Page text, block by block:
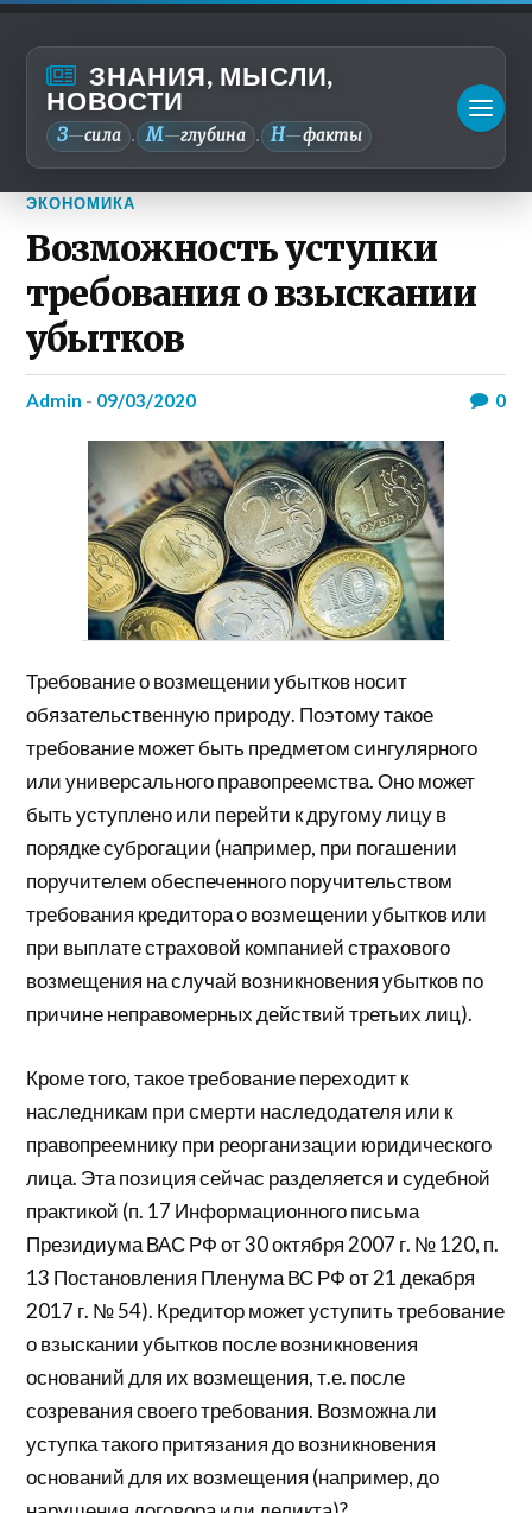
ЗНАНИЯ, МЫСЛИ,
НОВОСТИ
З—сила . М—глубина . Н—факты
ЭКОНОМИКА
Возможность уступки
требования о взыскании
убытков
admin - 09/03/2020 0
Требование о возмещении убытков носит
обязательственную природу. Поэтому такое
требование может быть предметом сингулярного
или универсального правопреемства. Оно может
быть уступлено или перейти к другому лицу в
порядке суброгации (например, при погашении
поручителем обеспеченного поручительством
требования кредитора о возмещении убытков или
при выплате страховой компанией страхового
возмещения на случай возникновения убытков по
причине неправомерных действий третьих лиц).
Кроме того, такое требование переходит к
наследникам при смерти наследодателя или к
правопреемнику при реорганизации юридического
лица. Эта позиция сейчас разделяется и судебной
практикой (п. 17 Информационного письма
Президиума ВАС РФ от 30 октября 2007 г. № 120, п.
13 Постановления Пленума ВС РФ от 21 декабря
2017 г. № 54). Кредитор может уступить требование
о взыскании убытков после возникновения
оснований для их возмещения, т.е. после
созревания своего требования. Возможна ли
уступка такого притязания до возникновения
оснований для их возмещения (например, до